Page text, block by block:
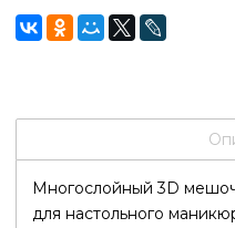
Многослойный 3D
для настольного